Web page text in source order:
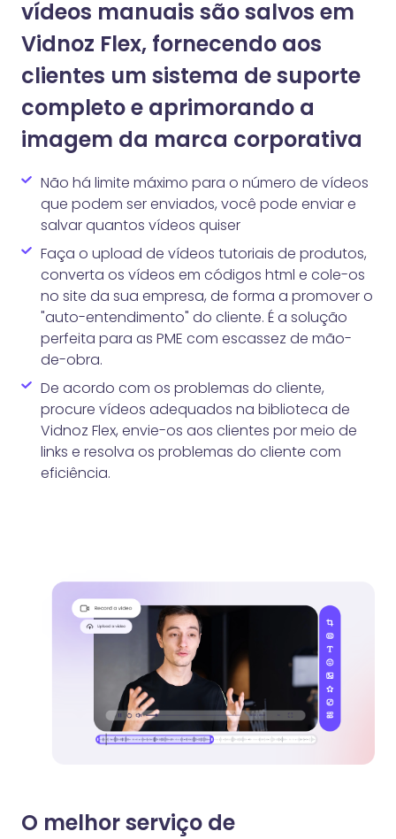
vídeos manuais são salvos em
Vidnoz Flex, fornecendo aos
clientes um sistema de suporte
completo e aprimorando a
imagem da marca corporativa
Não há limite máximo para o número de vídeos
que podem ser enviados, você pode enviar e
salvar quantos vídeos quiser
Faça o upload de vídeos tutoriais de produtos,
converta os vídeos em códigos html e cole-os
no site da sua empresa, de forma a promover o
"auto-entendimento" do cliente. É a solução
perfeita para as PME com escassez de mão-
de-obra.
De acordo com os problemas do cliente,
procure vídeos adequados na biblioteca de
Vidnoz Flex, envie-os aos clientes por meio de
links e resolva os problemas do cliente com
eficiência.
O melhor serviço de